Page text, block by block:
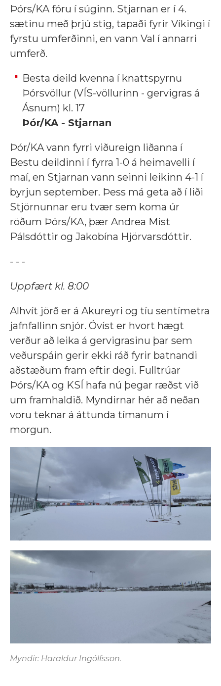
Þórs/KA fóru í súginn. Stjarnan er í 4.
sætinu með þrjú stig, tapaði fyrir Víkingi í
fyrstu umferðinni, en vann Val í annarri
umferð.
Besta deild kvenna í knattspyrnu
Þórsvöllur (VÍS-völlurinn - gervigras á
Ásnum) kl. 17
Þór/KA - Stjarnan
Þór/KA vann fyrri viðureign liðanna í
Bestu deildinni í fyrra 1-0 á heimavelli í
maí, en Stjarnan vann seinni leikinn 4-1 í
byrjun september. Þess má geta að í liði
Stjörnunnar eru tvær sem koma úr
röðum Þórs/KA, þær Andrea Mist
Pálsdóttir og Jakobína Hjörvarsdóttir.
- - -
Uppfært kl. 8:00
Alhvít jörð er á Akureyri og tíu sentímetra
jafnfallinn snjór. Óvíst er hvort hægt
verður að leika á gervigrasinu þar sem
veðurspáin gerir ekki ráð fyrir batnandi
aðstæðum fram eftir degi. Fulltrúar
Þórs/KA og KSÍ hafa nú þegar ræðst við
um framhaldið. Myndirnar hér að neðan
voru teknar á áttunda tímanum í
morgun.
Myndir: Haraldur Ingólfsson.